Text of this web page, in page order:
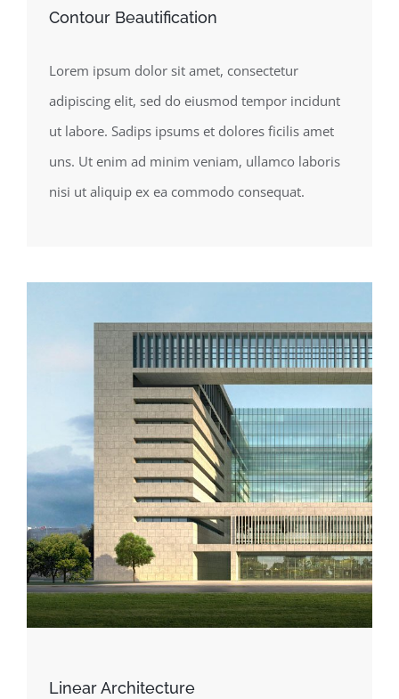
Contour Beautification
Lorem ipsum dolor sit amet, consectetur
adipiscing elit, sed do eiusmod tempor incidunt
ut labore. Sadips ipsums et dolores ficilis amet
uns. Ut enim ad minim veniam, ullamco laboris
nisi ut aliquip ex ea commodo consequat.
Linear Architecture